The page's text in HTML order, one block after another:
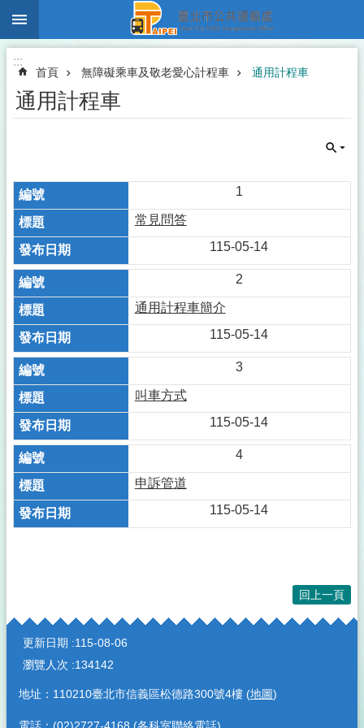
跳到主要內容區塊
:::
首頁 無障礙乘車及敬老愛心計程車 通用計程車
通用計程車
1
常見問答
115-05-14
2
通用計程車簡介
115-05-14
3
叫車方式
115-05-14
4
申訴管道
115-05-14
回上一頁
:::
更新日期
115-08-06
瀏覽人次
134142
地址：110210臺北市信義區松德路300號4樓 (地圖)
電話：(02)2727-4168 (各科室聯絡電話)